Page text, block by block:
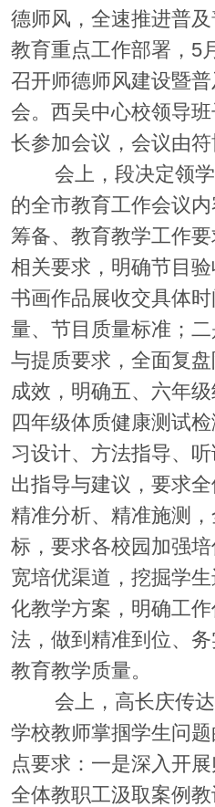
德师风，全速推进普
教育重点工作部署，5
召开师德师风建设暨
会。西吴中心校领导
长参加会议，会议由符
会上，段决定领学
的全市教育工作会议
筹备、教育教学工作
相关要求，明确节目验
书画作品展收交具体
量、节目质量标准；
与提质要求，全面复
成效，明确五、六年
四年级体质健康测试
习设计、方法指导、
出指导与建议，要求全
精准分析、精准施测
标，要求各校园加强
宽培优渠道，挖掘学
化教学方案，明确工
法，做到精准到位、
教育教学质量。
会上，高长庆传达
学校教师掌掴学生问
点要求：一是深入开
全体教职工汲取案例